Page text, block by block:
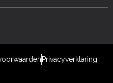
Privacyverklaring